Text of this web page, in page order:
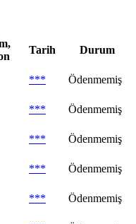
Tarih
Durum
***
Ödenmemiş
***
Ödenmemiş
***
Ödenmemiş
***
Ödenmemiş
***
Ödenmemiş